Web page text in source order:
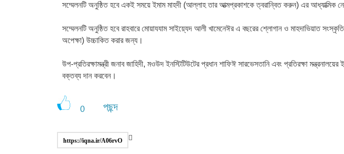
সম্মেলনটি অনুষ্ঠিত হবে একই সময়ে ইমাম মাহদী (আল্লাহ তার আত্মপ্রকাশকে ত্বরান্বিত করুন) এর আধ্যাত্মিক
সম্মেলনটি অনুষ্ঠিত হবে রাহবারে মোয়াযযাম সাইয়্যেদ আলী খামেনেঈর এ বছরের শ্লোগান ও মাহদাভিয়াত
অপেক্ষা) উচ্চাকিত করার জন্য।
উপ-প্রতিরক্ষামন্ত্রী জনাব জাহিদী, মওউদ ইনস্টিটিউটের প্রধান শাফিঈ সারভেসতানি এবং প্রতিরক্ষা মন্ত্রনালয়ের
বক্তব্য দান করবেন।
0 পছন্দ
https://iqna.ir/A06rvO